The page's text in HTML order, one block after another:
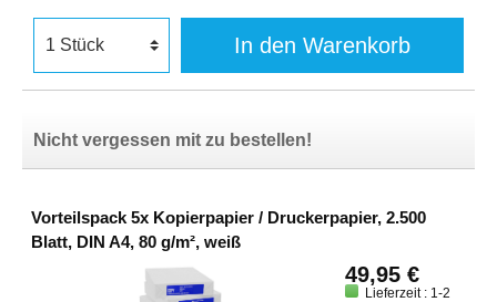
In den Warenkorb
Nicht vergessen mit zu bestellen!
Vorteilspack 5x Kopierpapier / Druckerpapier, 2.500
Blatt, DIN A4, 80 g/m², weiß
49,95 €
Lieferzeit : 1-2